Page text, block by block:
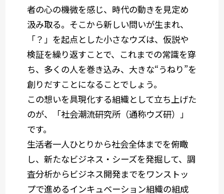
者の心の機微を感じ、時代の動きを見定め
汲み取る。そこから新しい問いが生まれ、
「？」を起点とした小さなウズは、仮説や
検証を繰り返すことで、これまでの常識を穿
ち、多くの人を巻き込み、大きな“うねり”を
創りだすことになることでしょう。
この想いを具現化する組織として立ち上げた
のが、「社会潮流研究所（通称ウズ研）」
です。
生活者一人ひとりから社会全体までを俯瞰
し、新たなビジネス・シーズを発掘して、調
査分析からビジネス開発までをワンストッ
プで進めるインキュベーション組織の組成